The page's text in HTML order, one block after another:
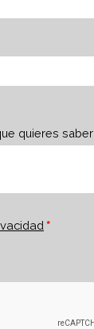
quieres saber